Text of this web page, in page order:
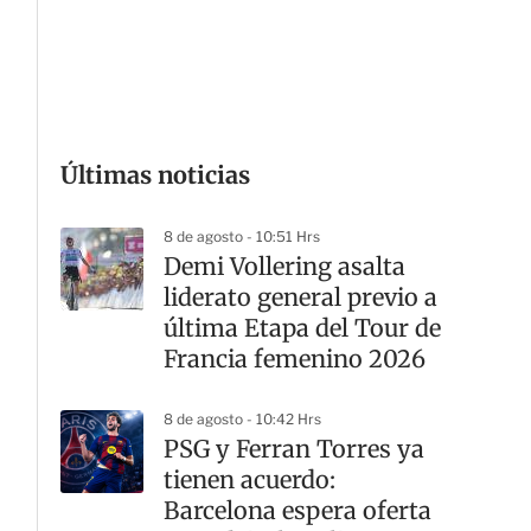
Últimas noticias
8 de agosto - 10:51 Hrs
Demi Vollering asalta
liderato general previo a
última Etapa del Tour de
Francia femenino 2026
8 de agosto - 10:42 Hrs
PSG y Ferran Torres ya
tienen acuerdo:
Barcelona espera oferta